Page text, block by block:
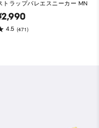
トラップバレエスニーカー MN
4.5 (471)